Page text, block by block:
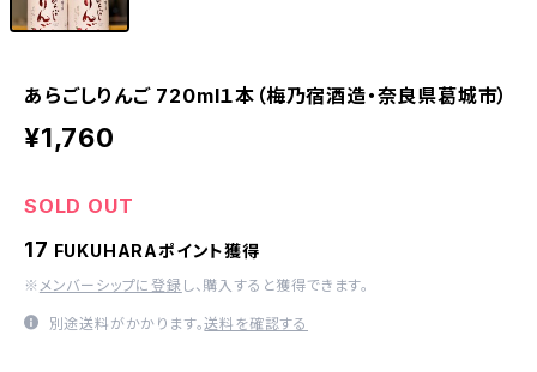
あらごしりんご 720ml１本（梅乃宿酒造・奈良県葛城市）
¥1,760
SOLD OUT
17 FUKUHARAポイント獲得
※ メンバーシップに登録 し、購入すると獲得できます。
別途送料がかかります。送料を確認する